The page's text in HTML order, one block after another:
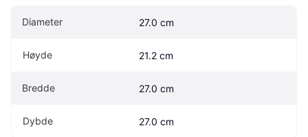
Diameter 27.0 cm
Høyde 21.2 cm
Bredde 27.0 cm
Dybde 27.0 cm